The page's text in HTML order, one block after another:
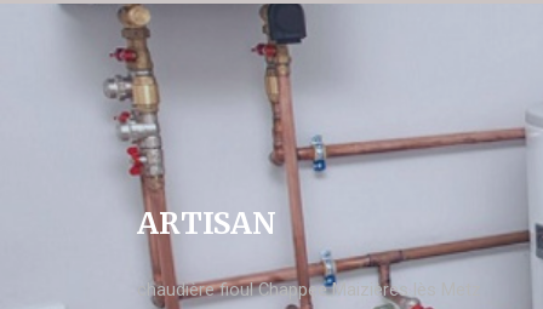
ARTISAN
chaudière fioul Chappee Maizières lès Metz